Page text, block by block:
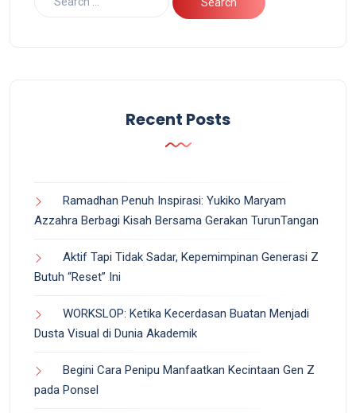
Recent Posts
Ramadhan Penuh Inspirasi: Yukiko Maryam
Azzahra Berbagi Kisah Bersama Gerakan TurunTangan
Aktif Tapi Tidak Sadar, Kepemimpinan Generasi Z
Butuh “Reset” Ini
WORKSLOP: Ketika Kecerdasan Buatan Menjadi
Dusta Visual di Dunia Akademik
Begini Cara Penipu Manfaatkan Kecintaan Gen Z
pada Ponsel